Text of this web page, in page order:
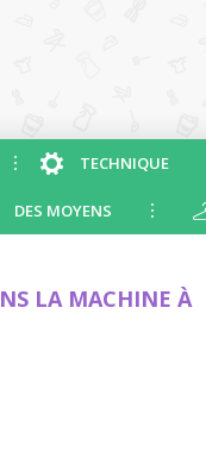
TECHNIQUE
DES MOYENS
LA MACHINE À